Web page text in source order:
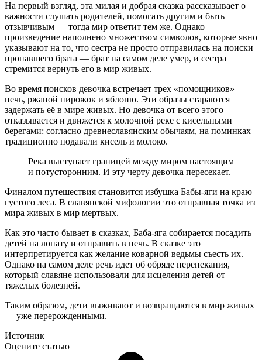
На первый взгляд, эта милая и добрая сказка рассказывает о
важности слушать родителей, помогать другим и быть
отзывчивым — тогда мир ответит тем же. Однако
произведение наполнено множеством символов, которые явно
указывают на то, что сестра не просто отправилась на поиски
пропавшего брата — брат на самом деле умер, и сестра
стремится вернуть его в мир живых.
Во время поисков девочка встречает трех «помощников» —
печь, ржаной пирожок и яблоню. Эти образы стараются
задержать её в мире живых. Но девочка от всего этого
отказывается и движется к молочной реке с кисельными
берегами: согласно древнеславянским обычаям, на поминках
традиционно подавали кисель и молоко.
Река выступает границей между миром настоящим
и потусторонним. И эту черту девочка пересекает.
Финалом путешествия становится избушка Бабы-яги на краю
густого леса. В славянской мифологии это отправная точка из
мира живых в мир мертвых.
Как это часто бывает в сказках, Баба-яга собирается посадить
детей на лопату и отправить в печь. В сказке это
интерпретируется как желание коварной ведьмы съесть их.
Однако на самом деле речь идет об обряде перепекания,
который славяне использовали для исцеления детей от
тяжелых болезней.
Таким образом, дети выживают и возвращаются в мир живых
— уже перерожденными.
Источник
Оцените статью